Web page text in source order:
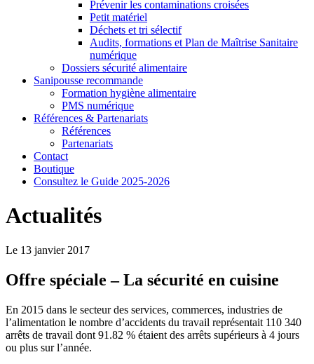
Prévenir les contaminations croisées
Petit matériel
Déchets et tri sélectif
Audits, formations et Plan de Maîtrise Sanitaire
numérique
Dossiers sécurité alimentaire
Sanipousse recommande
Formation hygiène alimentaire
PMS numérique
Références & Partenariats
Références
Partenariats
Contact
Boutique
Consultez le Guide 2025-2026
Actualités
Le 13 janvier 2017
Offre spéciale – La sécurité en cuisine
En 2015 dans le secteur des services, commerces, industries de
l’alimentation le nombre d’accidents du travail représentait 110 340
arrêts de travail dont 91.82 % étaient des arrêts supérieurs à 4 jours
ou plus sur l’année.